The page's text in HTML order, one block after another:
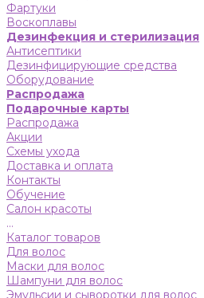
Фартуки
Воскоплавы
Дезинфекция и стерилизация
Антисептики
Дезинфицирующие средства
Оборудование
Распродажа
Подарочные карты
Распродажа
Акции
Схемы ухода
Доставка и оплата
Контакты
Обучение
Салон красоты
...
Каталог товаров
Для волос
Маски для волос
Шампуни для волос
Эмульсии и сыворотки для волос